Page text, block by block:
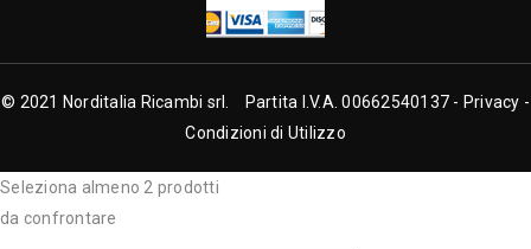
© 2021 Norditalia Ricambi srl. Partita I.V.A. 00662540137 - Privacy -
Condizioni di Utilizzo
Seleziona almeno 2 prodotti
da confrontare